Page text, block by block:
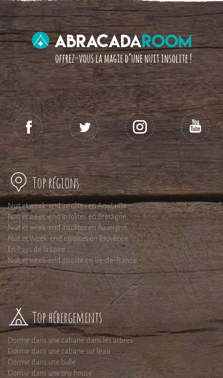
Top régions
Nuit et week-end insolites en Aquitaine
Nuit et week-end insolites en Bretagne
Nuit et week-end insolites en Auvergne
Nuit et Week-end insolites en Provence
En Pays de la Loire
Nuit et week-end insolite en Ile-de-France
Top hébergements
Dormir dans une cabane dans les arbres
Dormir dans une cabane sur l'eau
Dormir dans une bulle
Dormir dans une tiny house